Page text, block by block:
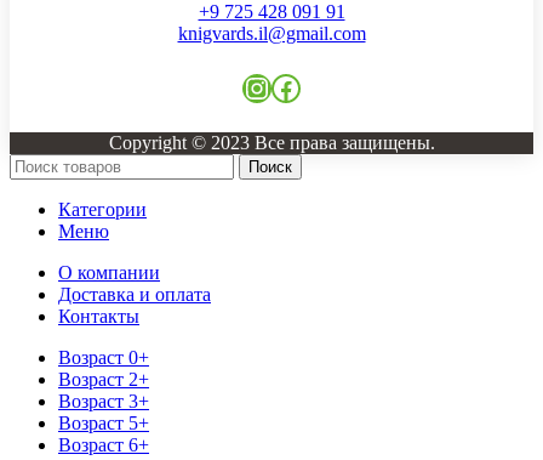
+9 725 428 091 91
knigvards.il@gmail.com
Instagram
Facebook
Copyright © 2023 Все права защищены.
Поиск
Категории
Меню
О компании
Доставка и оплата
Контакты
Возраст 0+
Возраст 2+
Возраст 3+
Возраст 5+
Возраст 6+